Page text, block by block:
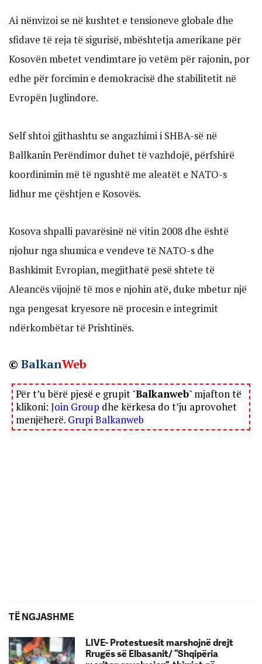
Ai nënvizoi se në kushtet e tensioneve globale dhe
sfidave të reja të sigurisë, mbështetja amerikane për
Kosovën mbetet vendimtare jo vetëm për rajonin, por
edhe për forcimin e demokracisë dhe stabilitetit në
Evropën Juglindore.
Self shtoi gjithashtu se angazhimi i SHBA-së në
Ballkanin Perëndimor duhet të vazhdojë, përfshirë
koordinimin më të ngushtë me aleatët e NATO-s
lidhur me çështjen e Kosovës.
Kosova shpalli pavarësinë në vitin 2008 dhe është
njohur nga shumica e vendeve të NATO-s dhe
Bashkimit Evropian, megjithatë pesë shtete të
Aleancës vijojnë të mos e njohin atë, duke mbetur një
nga pengesat kryesore në procesin e integrimit
ndërkombëtar të Prishtinës.
© BalkanWeb
Për t’u bërë pjesë e grupit "Balkanweb" mjafton të
klikoni: Join Group dhe kërkesa do t’ju aprovohet
menjëherë. Grupi Balkanweb
TË NGJASHME
LIVE- Protestuesit marshojnë drejt
Rrugës së Elbasanit/ “Shqipëria